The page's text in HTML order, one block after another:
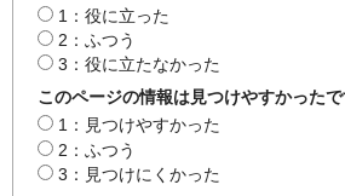
1：役に立った
2：ふつう
3：役に立たなかった
このページの情報は見つけやすかったで
1：見つけやすかった
2：ふつう
3：見つけにくかった